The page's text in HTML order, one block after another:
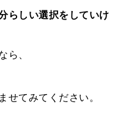
らしい選択をしていけ
ら、
せてみてください。